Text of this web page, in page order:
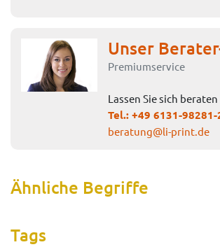
Unser
Premiumservice
Lassen Sie sich beraten
Tel.:+49 6131-98281-
beratung@li-print.de
Ähnliche Begriffe
Tags